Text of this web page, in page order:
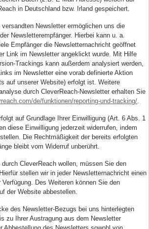
in Deutschland bzw. Irland gespeichert.
Newsletter ermöglichen uns die
Newsletterempfänger. Hierbei kann u. a.
Empfänger die Newsletternachricht geöffnet
Link im Newsletter angeklickt wurde. Mit Hilfe
Trackings kann außerdem analysiert werden,
im Newsletter eine vorab definierte Aktion
auf unserer Website) erfolgt ist. Weitere
durch CleverReach-Newsletter erhalten Sie
de/funktionen/reporting-und-tracking/.
auf Grundlage Ihrer Einwilligung (Art. 6 Abs. 1
diese Einwilligung jederzeit widerrufen, indem
Die Rechtmäßigkeit der bereits erfolgten
bleibt vom Widerruf unberührt.
CleverReach wollen, müssen Sie den
stellen wir in jeder Newsletternachricht einen
Des Weiteren können Sie den
der Website abbestellen.
des Newsletter-Bezugs bei uns hinterlegten
zu Ihrer Austragung aus dem Newsletter